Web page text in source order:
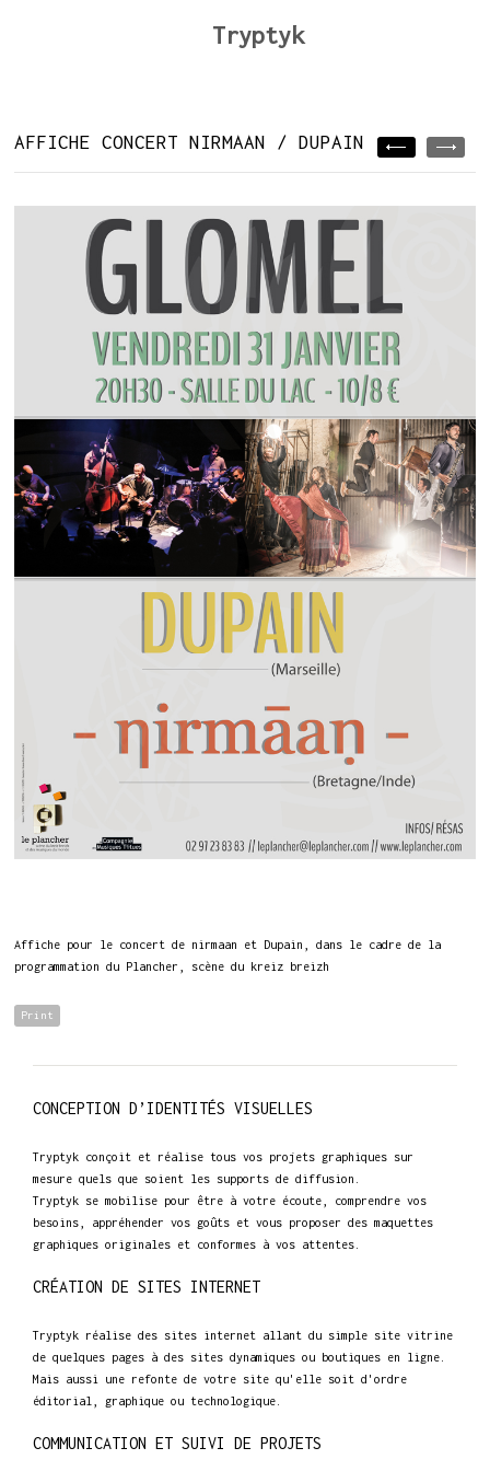
Tryptyk
AFFICHE CONCERT NIRMAAN / DUPAIN
Affiche pour le concert de nirmaan et Dupain, dans le cadre de la
programmation du Plancher, scène du kreiz breizh
Print
CONCEPTION D’IDENTITÉS VISUELLES
Tryptyk conçoit et réalise tous vos projets graphiques sur
mesure quels que soient les supports de diffusion.
Tryptyk se mobilise pour être à votre écoute, comprendre vos
besoins, appréhender vos goûts et vous proposer des maquettes
graphiques originales et conformes à vos attentes.
CRÉATION DE SITES INTERNET
Tryptyk réalise des sites internet allant du simple site vitrine
de quelques pages à des sites dynamiques ou boutiques en ligne.
Mais aussi une refonte de votre site qu'elle soit d'ordre
éditorial, graphique ou technologique.
COMMUNICATION ET SUIVI DE PROJETS